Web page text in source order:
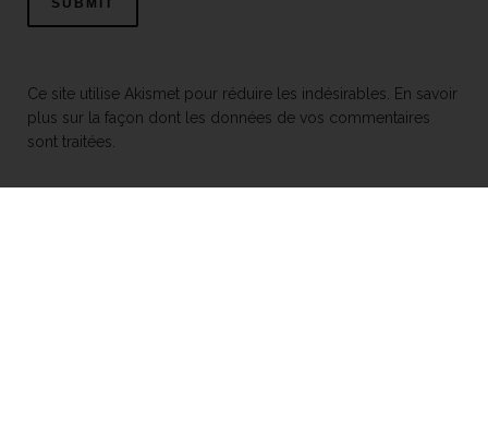
Ce site utilise Akismet pour réduire les indésirables. En savoir
plus sur la façon dont les données de vos commentaires
sont traitées.